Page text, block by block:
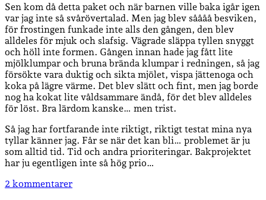
Sen kom då detta paket och när barnen ville baka igår igen
var jag inte så svårövertalad. Men jag blev såååå besviken,
för frostingen funkade inte alls den gången, den blev
alldeles för mjuk och slafsig. Vägrade släppa tyllen snyggt
och höll inte formen. Gången innan hade jag fått lite
mjölklumpar och bruna brända klumpar i redningen, så jag
försökte vara duktig och sikta mjölet, vispa jättenoga och
koka på lägre värme. Det blev slätt och fint, men jag borde
nog ha kokat lite våldsammare ändå, för det blev alldeles
för löst. Bra lärdom kanske… men trist.
Så jag har fortfarande inte riktigt, riktigt testat mina nya
tyllar känner jag. Får se när det kan bli… problemet är ju
som alltid tid. Tid och andra prioriteringar. Bakprojektet
har ju egentligen inte så hög prio…
2 kommentarer